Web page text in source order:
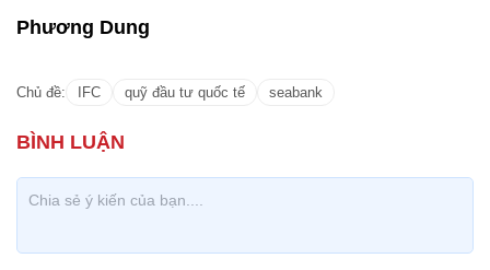
Phương Dung
Chủ đề: IFC quỹ đầu tư quốc tế seabank